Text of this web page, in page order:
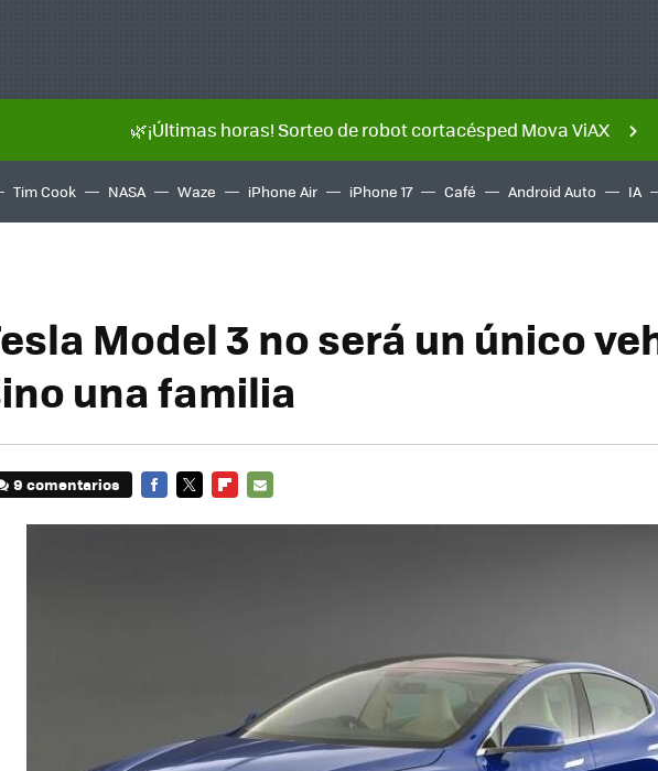
🌿¡Últimas horas! Sorteo de robot cortacésped Mova ViAX
Tim Cook NASA Waze iPhone Air iPhone 17 Café Android Auto IA
Model 3 no será un único
una familia
9 comentarios